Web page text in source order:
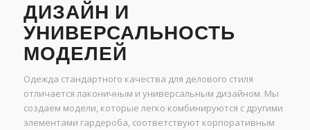
ДИЗАЙН И
УНИВЕРСАЛЬНОСТЬ
МОДЕЛЕЙ
Одежда стандартного качества для делового стиля
отличается лаконичным и универсальным дизайном. Мы
создаем модели, которые легко комбинируются с другими
элементами гардероба, соответствуют корпоративным